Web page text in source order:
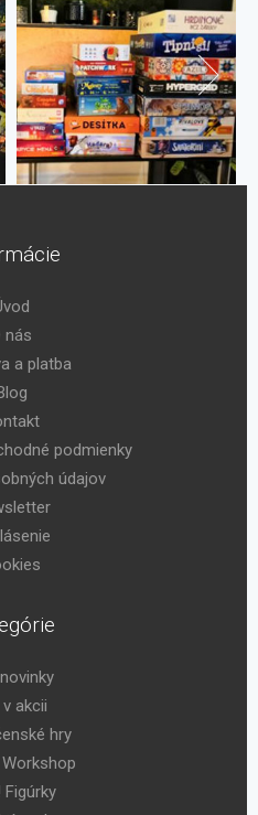
nás
a platba
podmienky
údajov
akcii
hry
Figúrky